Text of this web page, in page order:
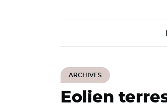
ARCHIVES
Eolien